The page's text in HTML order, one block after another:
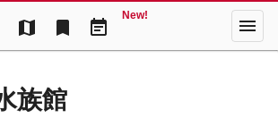
map bookmark event_note
New! menu
族館